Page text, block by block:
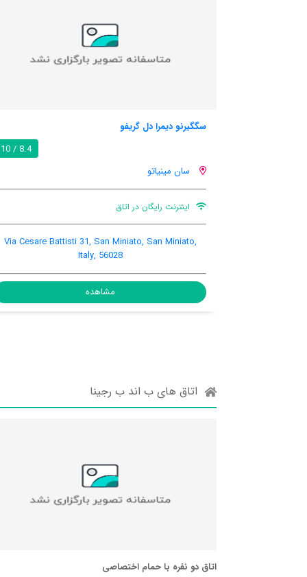
Via Cesare Battisti 31, San Miniato,
San Miniato, Italy,
اتاق های ب اند ب رجینا
اتاق دو نفره با حمام اختصاصی